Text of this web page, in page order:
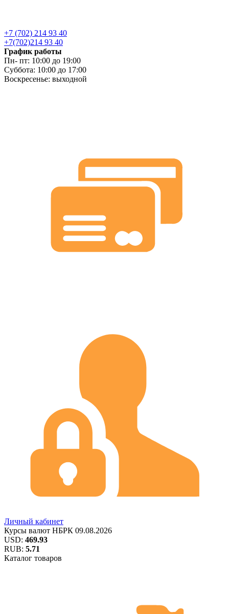
+7 (702) 214 93 40
+7(702)214 93 40
График работы
Пн- пт: 10:00 до 19:00
Суббота: 10:00 до 17:00
Воскресенье: выходной
Личный кабинет
Курсы валют НБРК 09.08.2026
USD: 469.93
RUB: 5.71
Каталог товаров